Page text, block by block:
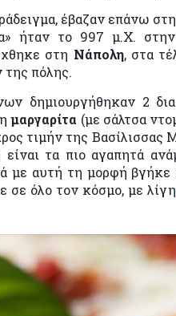
έβαζαν επάνω
ήταν το 997 μ.Χ. στην
στη Νάπολη, στα
πόλης.
δημιουργήθηκαν 2
ημαργαρίτα (με σάλτσα
τιμήν της
τα πιο αγαπητά
με αυτή τη μορφή
σε όλο τον κόσμο, με